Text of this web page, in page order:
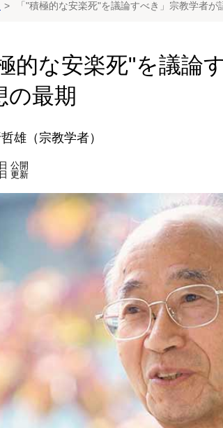
「"積極的な安楽死"を議論すべき」宗教学者が
的な安楽死"を議論
の最期
雄（宗教学者）
公開
更新